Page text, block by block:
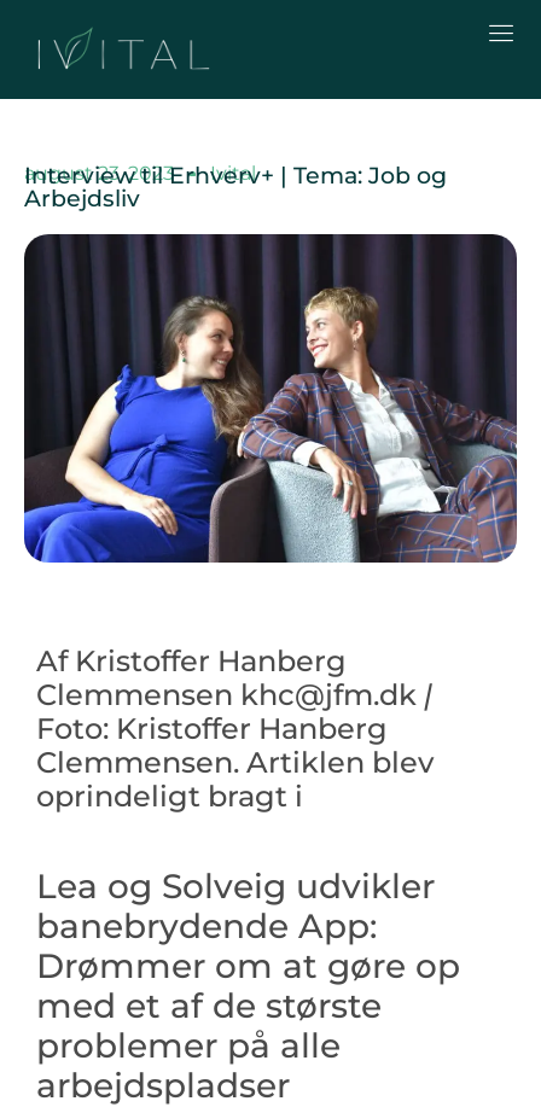
august 23, 2023 Ivital
Interview til Erhverv+ | Tema: Job og
Arbejdsliv
Af Kristoffer Hanberg
Clemmensen khc@jfm.dk |
Foto: Kristoffer Hanberg
Clemmensen. Artiklen blev
oprindeligt bragt i
Lea og Solveig udvikler
banebrydende App:
Drømmer om at gøre op
med et af de største
problemer på alle
arbejdspladser